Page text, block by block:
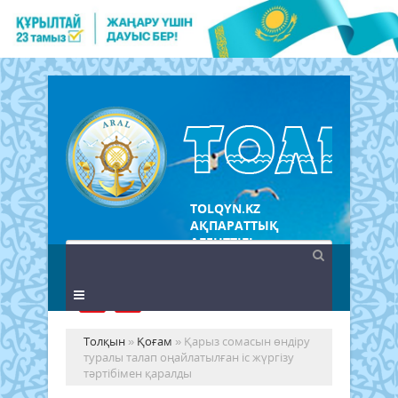
TOLQYN.KZ
АҚПАРАТТЫҚ
АГЕНТТІГІ
Толқын » Қоғам » Қарыз сомасын өндіру
туралы талап оңайлатылған іс жүргізу
тәртібімен қаралды